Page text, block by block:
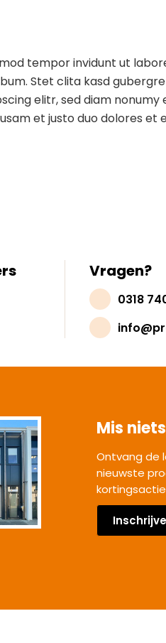
tempor invidunt ut
Stet clita kasd
elitr, sed diam
et justo duo dolores et
Vragen?
0318
Mis
Ontvang de
nieuwste